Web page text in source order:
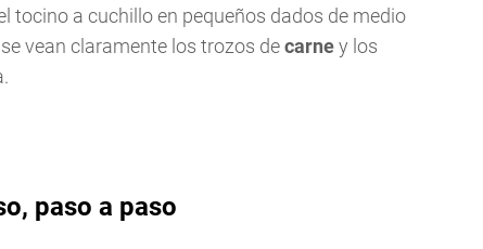
tocino a cuchillo en pequeños dados de medio
vean claramente los trozos decarney los
paso a paso